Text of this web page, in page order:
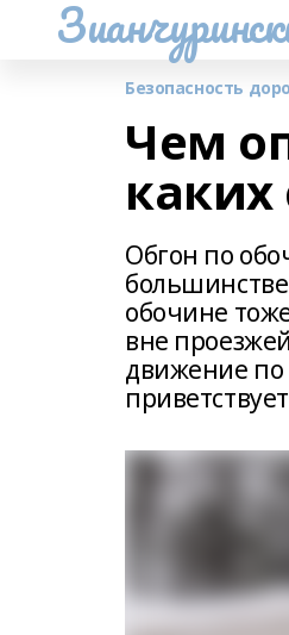
Безопасность
Чем
каких
Обгон по
обочине
вне
движение по